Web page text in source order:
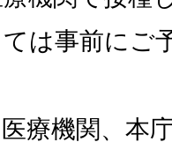
ては事前にご
療機関、本